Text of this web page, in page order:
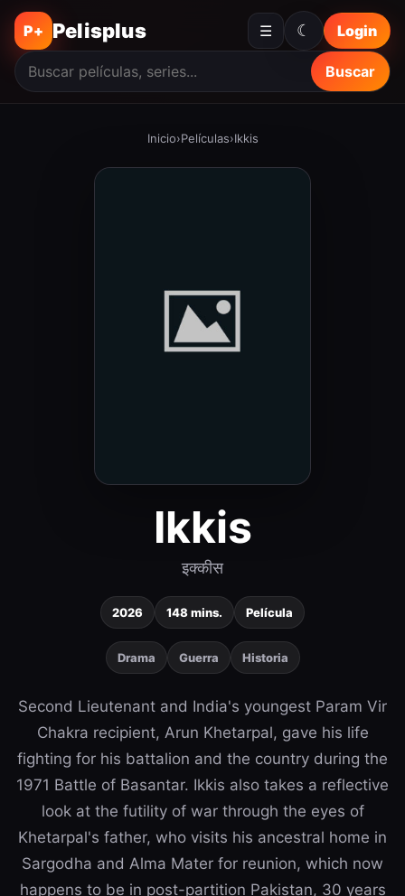
P+ Pelisplus ☰
Buscar
Login
☾
Inicio›Películas›Ikkis
Ikkis
इक्कीस
2026 148 mins. Película
Drama Guerra Historia
Second Lieutenant and India's youngest Param Vir
Chakra recipient, Arun Khetarpal, gave his life
fighting for his battalion and the country during the
1971 Battle of Basantar. Ikkis also takes a reflective
look at the futility of war through the eyes of
Khetarpal's father, who visits his ancestral home in
Sargodha and Alma Mater for reunion, which now
happens to be in post-partition Pakistan, 30 years